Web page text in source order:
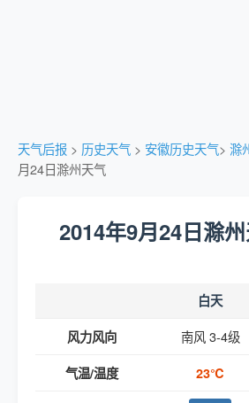
天气后报 > 历史天气 > 安徽历史天气> 滁
月24日滁州天气
2014年9月24日滁
白天
风力风向 南风 3-4级
气温/温度 23℃